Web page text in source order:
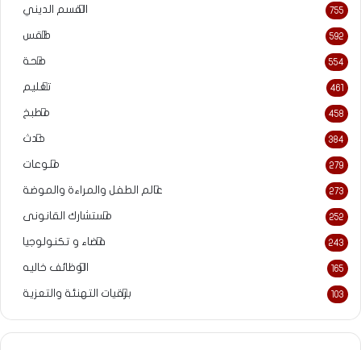
القسم الديني 755
طقس 592
صحة 554
تعليم 461
مطبخ 458
حدث 384
منوعات 279
عالم الطفل والمراءة والموضة 273
مستشارك القانونى 252
فضاء و تكنولوجيا 243
الوظائف خاليه 165
برقيات التهنئة والتعزية 103